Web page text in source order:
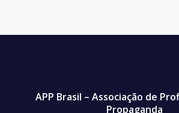
APP Brasil – Associação de
Propaganda